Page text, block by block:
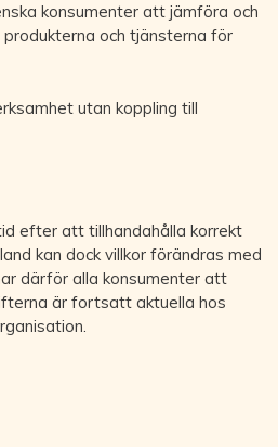
konsumenter att jämföra och
och tjänsterna för
utan koppling till
efter att tillhandahålla korrekt
kan dock villkor förändras med
därför alla konsumenter att
är fortsatt aktuella hos